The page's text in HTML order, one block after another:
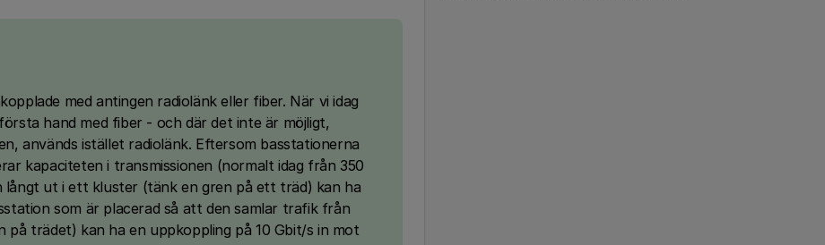
med antingen radiolänk eller fiber. När vi idag
hand med fiber - och där det inte är möjligt,
används istället radiolänk. Eftersom basstationerna
kapaciteten i transmissionen (normalt idag från 350
långt ut i ett kluster (tänk en gren på ett träd) kan ha
som är placerad så att den samlar trafik från
på trädet) kan ha en uppkoppling på 10 Gbit/s in mot